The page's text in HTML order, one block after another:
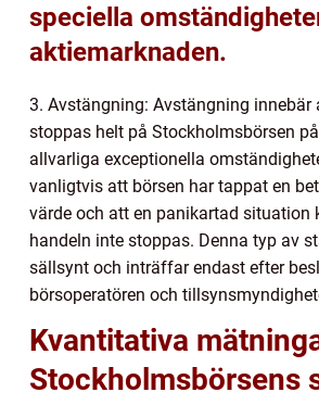
speciella
aktiemarknaden.
3. Avstängning: Avstängning innebär
stoppas helt på Stockholmsbörsen
allvarliga exceptionella
vanligtvis att börsen har tappat en
värde och att en panikartad situation
handeln inte stoppas. Denna typ av
sällsynt och inträffar endast efter
börsoperatören och
Kvantitativa
Stockholmsbörsens